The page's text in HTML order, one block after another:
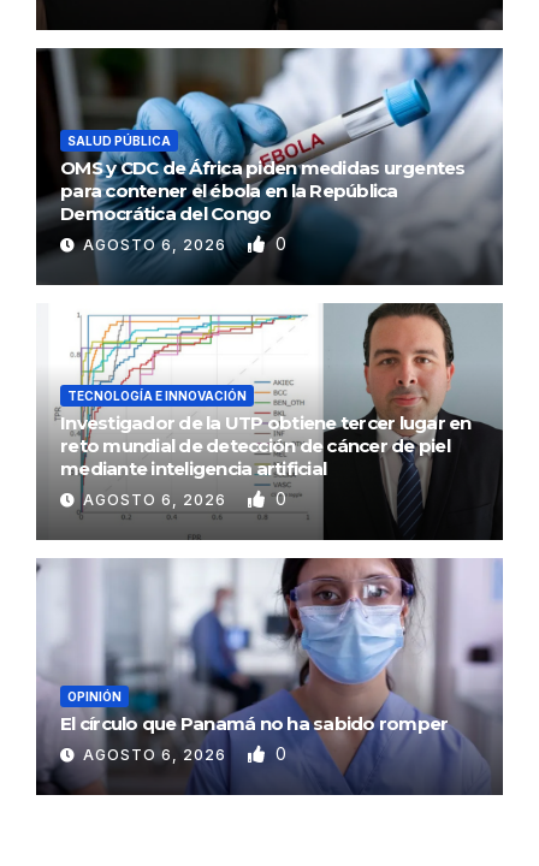
SALUD PÚBLICA
OMS y CDC de África piden medidas urgentes
para contener el ébola en la República
Democrática del Congo
AGOSTO 6, 2026 0
TECNOLOGÍA E INNOVACIÓN
Investigador de la UTP obtiene tercer lugar en
reto mundial de detección de cáncer de piel
mediante inteligencia artificial
AGOSTO 6, 2026 0
OPINIÓN
El círculo que Panamá no ha sabido romper
AGOSTO 6, 2026 0